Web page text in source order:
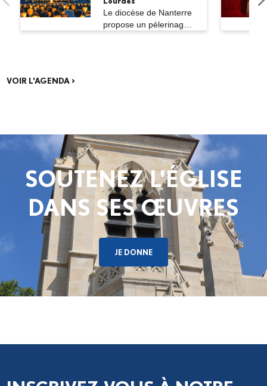
Monseigneur Rougé insiste sur le fait que : « inscrire un geste
létal dans le contexte du soin est contre-nature. Ce n’est pas
comité consultatif national d’éthique, malgré le fait que
palliatifs ».
Le diocèse de Nanterre
propose un pèlerinage
VOIR L'AGENDA >
SOUTENEZ L'ÉGLISE
DANS SES ŒUVRES
JE DONNE